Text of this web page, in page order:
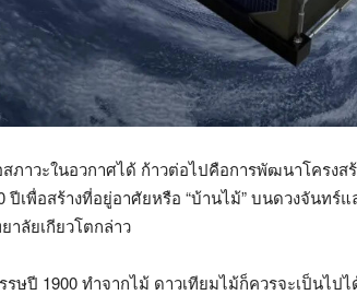
ภาวะในอวกาศได้ ก้าวต่อไปคือการพัฒนาโครงส
เพื่อสร้างที่อยู่อาศัยหรือ “บ้านไม้” บนดวงจันทร์แ
าลัยเกียวโตกล่าว
รษปี 1900 ทำจากไม้ ดาวเทียมไม้ก็ควรจะเป็นไปไ